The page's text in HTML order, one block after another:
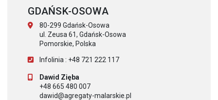
GDAŃSK-OSOWA
80-299 Gdańsk-Osowa
ul. Zeusa 61, Gdańsk-Osowa
Pomorskie, Polska
Infolinia : +48 721 222 117
Dawid Zięba
+48 665 480 007
dawid@agregaty-malarskie.pl